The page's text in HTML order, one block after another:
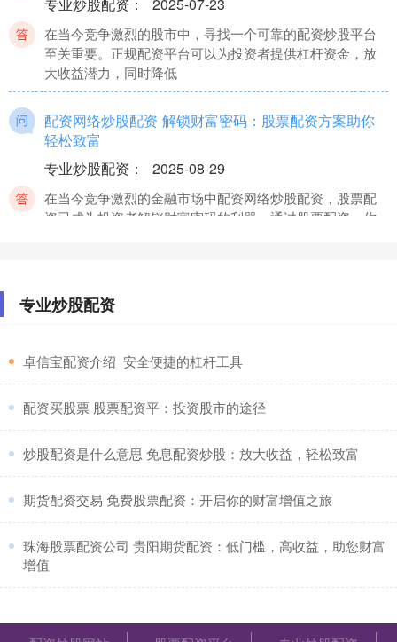
在当今竞争激烈的股市中，寻找一个可靠的配资炒股平台
至关重要。正规配资平台可以为投资者提供杠杆资金，放
大收益潜力，同时降低
配资网络炒股配资 解锁财富密码：股票配资方案助你
轻松致富
专业炒股配资 ： 2025-08-29
在当今竞争激烈的金融市场中配资网络炒股配资，股票配
资已成为投资者解锁财富密码的利器。通过股票配资，你
富倍增
在当今竞争激烈的金融市场中，免费股票配资平台正成为
股票配资，让投资者能
专业炒股配资
​卓信宝配资介绍_安全便捷的杠杆工具
​配资买股票 股票配资平：投资股市的途径
​炒股配资是什么意思 免息配资炒股：放大收益，轻松致富
​期货配资交易 免费股票配资：开启你的财富增值之旅
​珠海股票配资公司 贵阳期货配资：低门槛，高收益，助您财富
增值